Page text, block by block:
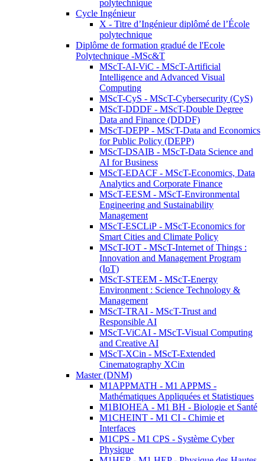
polytechnique
Cycle Ingénieur
X - Titre d’Ingénieur diplômé de l’École
polytechnique
Diplôme de formation gradué de l'Ecole
Polytechnique -MSc&T
MScT-AI-ViC - MScT-Artificial
Intelligence and Advanced Visual
Computing
MScT-CyS - MScT-Cybersecurity (CyS)
MScT-DDDF - MScT-Double Degree
Data and Finance (DDDF)
MScT-DEPP - MScT-Data and Economics
for Public Policy (DEPP)
MScT-DSAIB - MScT-Data Science and
AI for Business
MScT-EDACF - MScT-Economics, Data
Analytics and Corporate Finance
MScT-EESM - MScT-Environmental
Engineering and Sustainability
Management
MScT-ESCLiP - MScT-Economics for
Smart Cities and Climate Policy
MScT-IOT - MScT-Internet of Things :
Innovation and Management Program
(IoT)
MScT-STEEM - MScT-Energy
Environment : Science Technology &
Management
MScT-TRAI - MScT-Trust and
Responsible AI
MScT-ViCAI - MScT-Visual Computing
and Creative AI
MScT-XCin - MScT-Extended
Cinematography XCin
Master (DNM)
M1APPMATH - M1 APPMS -
Mathématiques Appliquées et Statistiques
M1BIOHEA - M1 BH - Biologie et Santé
M1CHEINT - M1 CI - Chimie et
Interfaces
M1CPS - M1 CPS - Système Cyber
Physique